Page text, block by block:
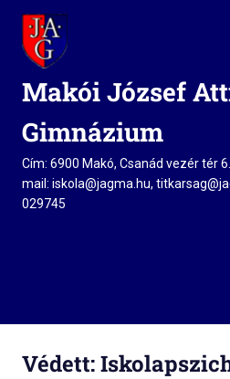
Skip
content
Makói József
Gimnázium
Cím: 6900 Makó, Csanád vezér tér
mail: iskola@jagma.hu,
029745
Védett: